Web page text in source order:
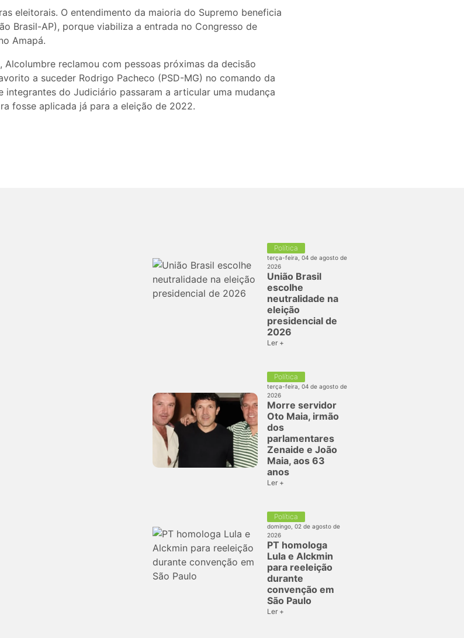
eleitorais. O entendimento da maioria do Supremo beneficia
Brasil-AP), porque viabiliza a entrada no Congresso de
Amapá.
Alcolumbre reclamou com pessoas próximas da decisão
a suceder Rodrigo Pacheco (PSD-MG) no comando da
integrantes do Judiciário passaram a articular uma mudança
fosse aplicada já para a eleição de 2022.
Política
terça-feira, 04 de agosto de
2026
União Brasil
escolhe
neutralidade na
eleição
presidencial de
2026
Ler +
Política
terça-feira, 04 de agosto de
2026
Morre servidor
Oto Maia, irmão
dos
parlamentares
Zenaide e João
Maia, aos 63
anos
Ler +
Política
domingo, 02 de agosto de
2026
PT homologa
Lula e Alckmin
para reeleição
durante
convenção em
São Paulo
Ler +